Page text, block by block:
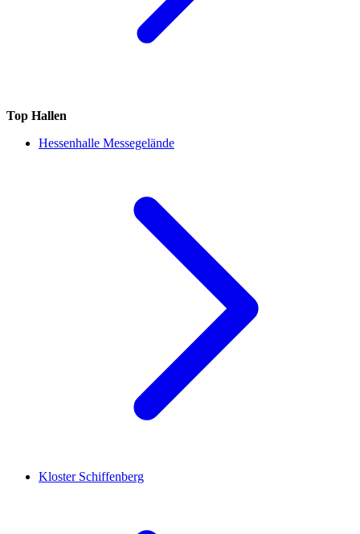
Top Hallen
Hessenhalle Messegelände
Kloster Schiffenberg